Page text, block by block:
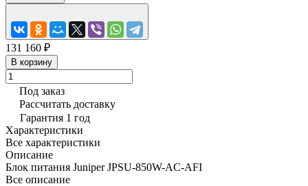
131 160 ₽
В корзину
Под заказ
Рассчитать доставку
Гарантия 1 год
Характеристики
Все характеристики
Описание
Блок питания Juniper JPSU-850W-AC-AFI
Все описание